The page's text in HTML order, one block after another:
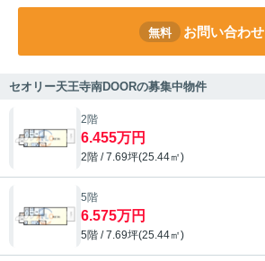
無料 お問い合わせ
セオリー天王寺南DOORの募集中物件
2階
6.455万円
2階 / 7.69坪(25.44㎡)
5階
6.575万円
5階 / 7.69坪(25.44㎡)